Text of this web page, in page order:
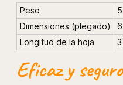
Peso
Dimensiones (plegado)
Longitud de la hoja
Eficaz y seguro